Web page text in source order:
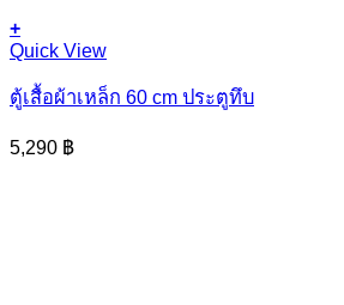
+
Quick View
ตู้เสื้อผ้าเหล็ก 60 cm ประตูทึบ
5,290 ฿